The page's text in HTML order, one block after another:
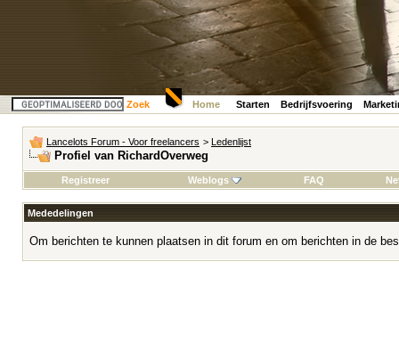
Zoek Home Starten Bedrijfsvoering
Lancelots Forum - Voor freelancers > Ledenlijst
Profiel van RichardOverweg
Registreer Weblogs FAQ
Mededelingen
Om berichten te kunnen plaatsen in dit forum en om berichten in de